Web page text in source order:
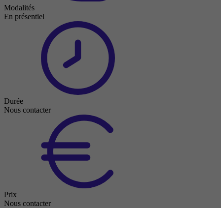
Modalités
En présentiel
Durée
Nous contacter
Prix
Nous contacter